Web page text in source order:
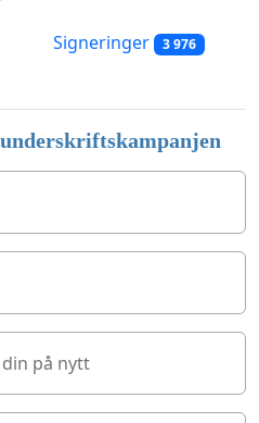
Signeringer 3 976
på nytt